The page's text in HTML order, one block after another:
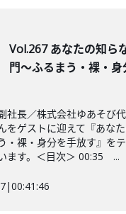
Vol.267 あなたの知ら
門〜ふるまう・裸・
社長／株式会社ゆあそび
をゲストに迎えて『あな
・裸・身分を手放す』を
ます。＜目次＞ 00:35 ...
|00:41:46